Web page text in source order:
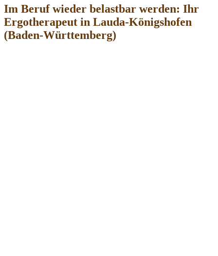
Im Beruf wieder belastbar werden: Ihr
Ergotherapeut in Lauda-Königshofen
(Baden-Württemberg)